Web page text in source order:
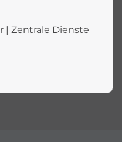
| Zentrale Dienste